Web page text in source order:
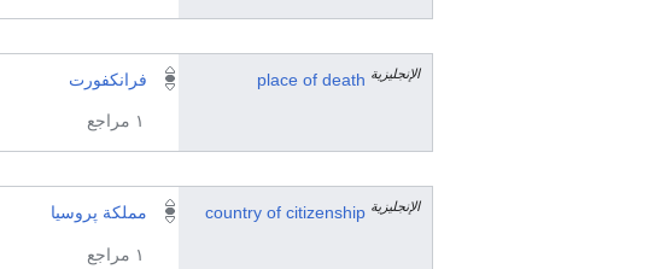
place of death الإنجليزية فرانكفورت
١ مراجع
country of citizenship الإنجليزية مملكة پروسيا
١ مراجع